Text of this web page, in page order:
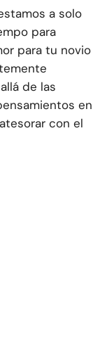
a solo
para
para tu novio
de las
en
con el